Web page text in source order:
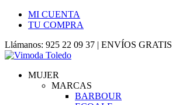
MI CUENTA
TU COMPRA
Llámanos: 925 22 09 37 | ENVÍOS GRATIS
MUJER
MARCAS
BARBOUR